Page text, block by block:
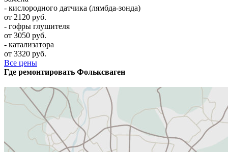
- кислородного датчика (лямбда-зонда)
от 2120 руб.
- гофры глушителя
от 3050 руб.
- катализатора
от 3320 руб.
Все цены
Где ремонтировать Фолькcваген